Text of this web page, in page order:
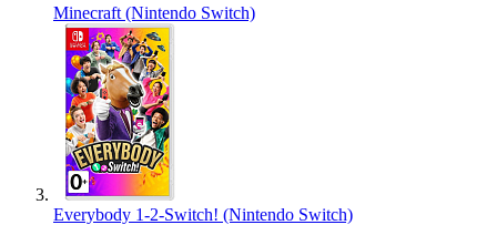
Minecraft (Nintendo Switch)
Everybody 1-2-Switch! (Nintendo Switch)